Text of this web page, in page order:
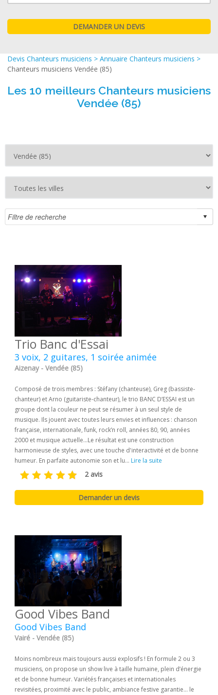
Devis Chanteurs musiciens > Annuaire Chanteurs musiciens >
Chanteurs musiciens Vendée (85)
Les 10 meilleurs Chanteurs musiciens
Vendée (85)
Trio Banc d'Essai
3 voix, 2 guitares, 1 soirée animée
Aizenay - Vendée (85)
Composé de trois membres : Stéfany (chanteuse), Greg (bassiste-
chanteur) et Arno (guitariste-chanteur), le trio BANC D’ESSAI est un
groupe dont la couleur ne peut se résumer à un seul style de
musique. Ils jouent avec toutes leurs envies et influences : chanson
française, internationale, funk, rock’n roll, années 80, 90, années
2000 et musique actuelle…Le résultat est une construction
harmonieuse de styles, avec une touche d'interactivité et de bonne
humeur. En parfaite autonomie son et lu... Lire la suite
2 avis
Good Vibes Band
Good Vibes Band
Vairé - Vendée (85)
Moins nombreux mais toujours aussi explosifs ! En formule 2 ou 3
musiciens, on propose un show live à taille humaine, plein d’énergie
et de bonne humeur. Variétés françaises et internationales
revisitées, proximité avec le public, ambiance festive garantie… le